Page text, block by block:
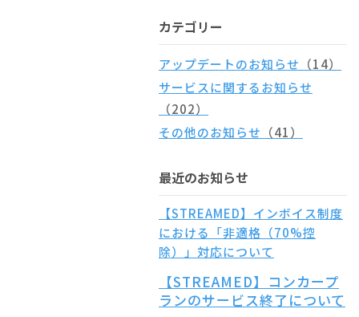
カテゴリー
アップデートのお知らせ （14）
サービスに関するお知らせ
（202）
その他のお知らせ （41）
最近のお知らせ
【STREAMED】インボイス制度
における「非適格（70%控
除）」対応について
【STREAMED】コンカープ
ランのサービス終了について